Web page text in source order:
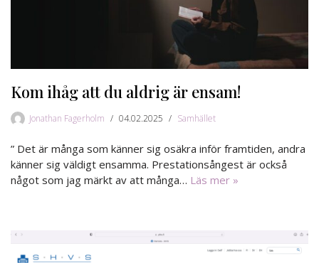
Kom ihåg att du aldrig är ensam!
Jonathan Fagerholm 04.02.2025 Samhället
” Det är många som känner sig osäkra inför framtiden, andra
känner sig väldigt ensamma. Prestationsångest är också
något som jag märkt av att många… Läs mer »